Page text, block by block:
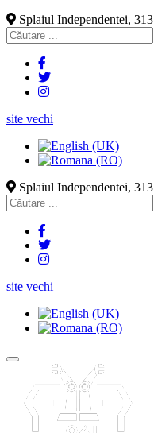
Splaiul Independentei, 313
site vechi
Splaiul Independentei, 313
site vechi